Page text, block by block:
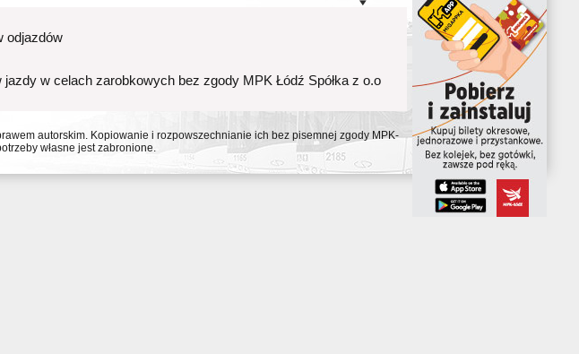
odjazdów
jazdy w celach zarobkowych bez zgody MPK Łódź Spółka z o.o
autorskim. Kopiowanie i rozpowszechnianie ich bez pisemnej zgody MPK-
własne jest zabronione.